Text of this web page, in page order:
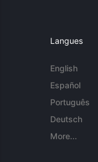
Langues
English
Español
Português
Deutsch
More...